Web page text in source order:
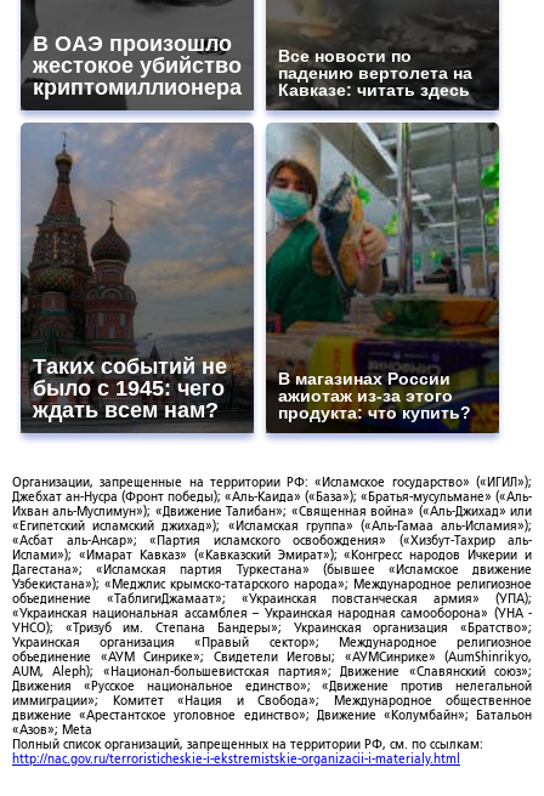
В ОАЭ произошло
жестокое убийство
криптомиллионера
Все новости по
падению вертолета на
Кавказе: читать здесь
Таких событий не
было с 1945: чего
ждать всем нам?
В магазинах России
ажиотаж из-за этого
продукта: что купить?
Организации, запрещенные на территории РФ: «Исламское государство» («ИГИЛ»);
Джебхат ан-Нусра (Фронт победы); «Аль-Каида» («База»); «Братья-мусульмане» («Аль-
Ихван аль-Муслимун»); «Движение Талибан»; «Священная война» («Аль-Джихад» или
«Египетский исламский джихад»); «Исламская группа» («Аль-Гамаа аль-Исламия»);
«Асбат аль-Ансар»; «Партия исламского освобождения» («Хизбут-Тахрир аль-
Ислами»); «Имарат Кавказ» («Кавказский Эмират»); «Конгресс народов Ичкерии и
Дагестана»; «Исламская партия Туркестана» (бывшее «Исламское движение
Узбекистана»); «Меджлис крымско-татарского народа»; Международное религиозное
объединение «ТаблигиДжамаат»; «Украинская повстанческая армия» (УПА);
«Украинская национальная ассамблея – Украинская народная самооборона» (УНА -
УНСО); «Тризуб им. Степана Бандеры»; Украинская организация «Братство»;
Украинская организация «Правый сектор»; Международное религиозное
объединение «АУМ Синрике»; Свидетели Иеговы; «АУМСинрике» (AumShinrikyo,
AUM, Aleph); «Национал-большевистская партия»; Движение «Славянский союз»;
Движения «Русское национальное единство»; «Движение против нелегальной
иммиграции»; Комитет «Нация и Свобода»; Международное общественное
движение «Арестантское уголовное единство»; Движение «Колумбайн»; Батальон
«Азов»; Meta
Полный список организаций, запрещенных на территории РФ, см. по ссылкам:
http://nac.gov.ru/terroristicheskie-i-ekstremistskie-organizacii-i-materialy.html